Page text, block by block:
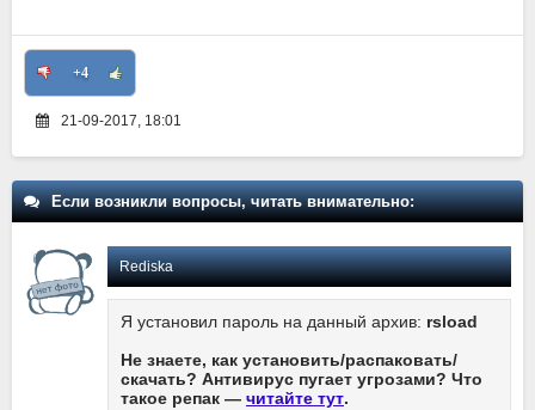
+4
21-09-2017, 18:01
Если возникли вопросы, читать внимательно:
Rediska
Я установил пароль на данный архив: rsload
Не знаете, как установить/распаковать/
скачать? Антивирус пугает угрозами? Что
такое репак — читайте тут.